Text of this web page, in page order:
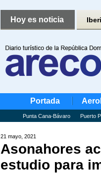
Hoy es noticia
Portada
Punta Cana-Bávaro Puerto
21 mayo, 2021
Asonahores
estudio para